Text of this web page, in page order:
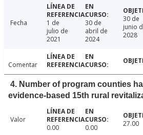
Fecha
1 de
julio de
2021
30 de
abril de
2024
30 de
junio
2028
Comentar
4. Number of program counties
evidence-based 15th rural
Valor
0.00
0.00 27.00